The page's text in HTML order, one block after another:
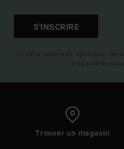
S'INSCRIRE
(*) Offre valable en ligne pour les
disponibles
Trouver un magasin